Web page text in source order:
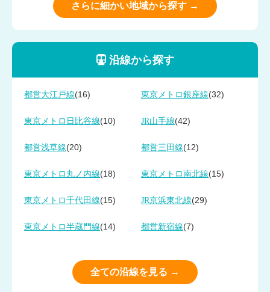
さらに細かい地域から探す →
沿線から探す
都営大江戸線(16) 東京メトロ銀座線(32)
東京メトロ日比谷線(10) JR山手線(42)
都営浅草線(20) 都営三田線(12)
東京メトロ丸ノ内線(18) 東京メトロ南北線(15)
東京メトロ千代田線(15) JR京浜東北線(29)
東京メトロ半蔵門線(14) 都営新宿線(7)
全ての沿線を見る →